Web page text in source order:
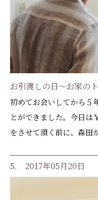
お引渡しの日～お家の
初めてお会いしてから５
とができました。今日は
をさせて頂く前に、森田
5. 2017年05月20日